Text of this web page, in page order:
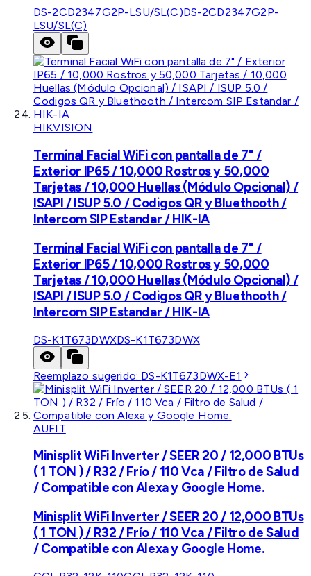
DS-2CD2347G2P-LSU/SL(C)DS-2CD2347G2P-
LSU/SL(C)
HIKVISION
Terminal Facial WiFi con pantalla de 7" /
Exterior IP65 / 10,000 Rostros y 50,000
Tarjetas / 10,000 Huellas (Módulo Opcional) /
ISAPI / ISUP 5.0 / Codigos QR y Bluethooth /
Intercom SIP Estandar / HIK-IA
Terminal Facial WiFi con pantalla de 7" /
Exterior IP65 / 10,000 Rostros y 50,000
Tarjetas / 10,000 Huellas (Módulo Opcional) /
ISAPI / ISUP 5.0 / Codigos QR y Bluethooth /
Intercom SIP Estandar / HIK-IA
DS-K1T673DWXDS-K1T673DWX
Reemplazo sugerido: DS-K1T673DWX-E1
AUFIT
Minisplit WiFi Inverter / SEER 20 / 12,000 BTUs
( 1 TON ) / R32 / Frío / 110 Vca / Filtro de Salud
/ Compatible con Alexa y Google Home.
Minisplit WiFi Inverter / SEER 20 / 12,000 BTUs
( 1 TON ) / R32 / Frío / 110 Vca / Filtro de Salud
/ Compatible con Alexa y Google Home.